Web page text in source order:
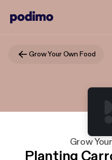
Grow Your Own Food
Grow
Planting